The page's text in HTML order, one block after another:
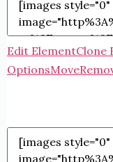
Edit ElementClone
OptionsMove